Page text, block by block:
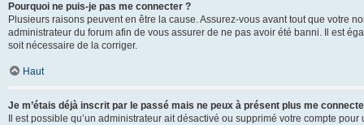
Pourquoi ne puis-je pas me connecter ?
Plusieurs raisons peuvent en être la cause. Assurez-vous avant tout que votre
administrateur du forum afin de vous assurer de ne pas avoir été banni. Il est
soit nécessaire de la corriger.
Haut
Je m’étais déjà inscrit par le passé mais ne peux à présent plus me
Il est possible qu’un administrateur ait désactivé ou supprimé votre compte